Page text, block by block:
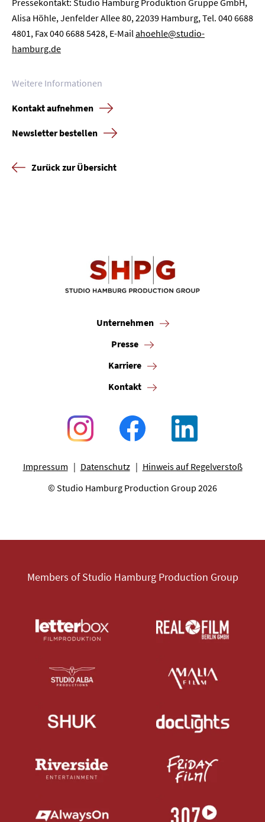
Pressekontakt: Studio Hamburg Produktion Gruppe GmbH,
Alisa Höhle, Jenfelder Allee 80, 22039 Hamburg, Tel. 040 6688
4801, Fax 040 6688 5428, E-Mailahoehle@studio-
hamburg.de
Weitere Informationen
Kontakt aufnehmen
Newsletter bestellen
Zurück zur Übersicht
Unternehmen
Presse
Karriere
Kontakt
Impressum Datenschutz
Hinweis auf Regelverstoß
© Studio Hamburg Production Group 2026
Members of Studio Hamburg Production Group
Newsletter Datenschutz Impressum